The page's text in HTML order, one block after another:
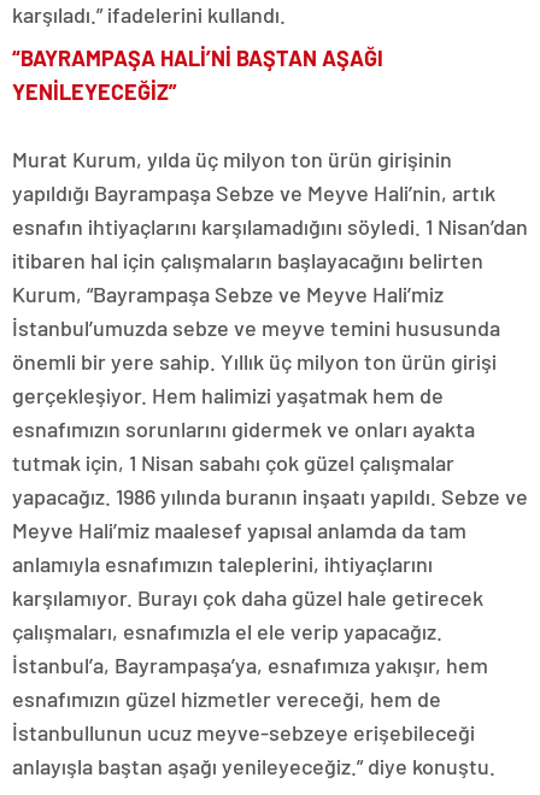
karşıladı.” ifadelerini kullandı.
“BAYRAMPAŞA HALİ’Nİ BAŞTAN AŞAĞI
YENİLEYECEĞİZ”
Murat Kurum, yılda üç milyon ton ürün girişinin
yapıldığı Bayrampaşa Sebze ve Meyve Hali’nin, artık
esnafın ihtiyaçlarını karşılamadığını söyledi. 1 Nisan’dan
itibaren hal için çalışmaların başlayacağını belirten
Kurum, “Bayrampaşa Sebze ve Meyve Hali’miz
İstanbul’umuzda sebze ve meyve temini hususunda
önemli bir yere sahip. Yıllık üç milyon ton ürün girişi
gerçekleşiyor. Hem halimizi yaşatmak hem de
esnafımızın sorunlarını gidermek ve onları ayakta
tutmak için, 1 Nisan sabahı çok güzel çalışmalar
yapacağız. 1986 yılında buranın inşaatı yapıldı. Sebze ve
Meyve Hali’miz maalesef yapısal anlamda da tam
anlamıyla esnafımızın taleplerini, ihtiyaçlarını
karşılamıyor. Burayı çok daha güzel hale getirecek
çalışmaları, esnafımızla el ele verip yapacağız.
İstanbul’a, Bayrampaşa’ya, esnafımıza yakışır, hem
esnafımızın güzel hizmetler vereceği, hem de
İstanbullunun ucuz meyve-sebzeye erişebileceği
anlayışla baştan aşağı yenileyeceğiz.” diye konuştu.